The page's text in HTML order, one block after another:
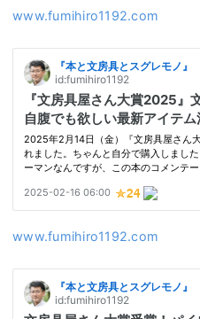
www.fumihiro1192.com
www.fumihiro1192.com